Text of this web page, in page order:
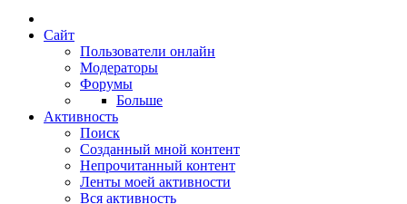
Сайт
Пользователи онлайн
Модераторы
Форумы
Больше
Активность
Поиск
Созданный мной контент
Непрочитанный контент
Ленты моей активности
Вся активность